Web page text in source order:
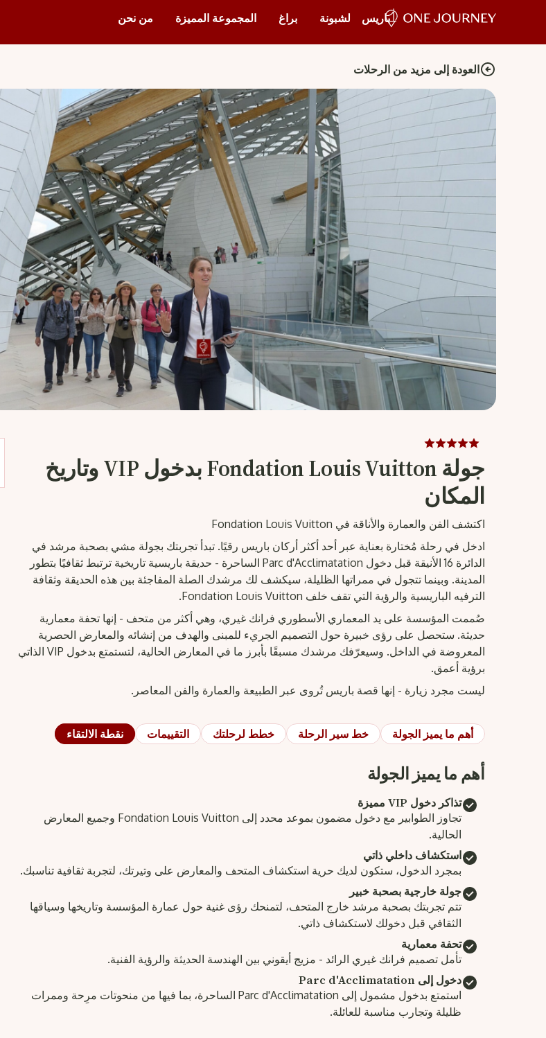
باريس لشبونة براغ المجموعة المميزة من نحن
العودة إلى مزيد من الرحلات
جولة Fondation Louis Vuitton بدخول VIP وتاريخ
المكان
اكتشف الفن والعمارة والأناقة في Fondation Louis Vuitton
ادخل في رحلة مُختارة بعناية عبر أحد أكثر أركان باريس رقيًا. تبدأ تجربتك بجولة مشي بصحبة مرشد في
الدائرة 16 الأنيقة قبل دخول Parc d'Acclimatation الساحرة - حديقة باريسية تاريخية ترتبط ثقافيًا بتطور
المدينة. وبينما تتجول في ممراتها الظليلة، سيكشف لك مرشدك الصلة المفاجئة بين هذه الحديقة وثقافة
الترفيه الباريسية والرؤية التي تقف خلف Fondation Louis Vuitton.
صُممت المؤسسة على يد المعماري الأسطوري فرانك غيري، وهي أكثر من متحف - إنها تحفة معمارية
حديثة. ستحصل على رؤى خبيرة حول التصميم الجريء للمبنى والهدف من إنشائه والمعارض الحصرية
المعروضة في الداخل. وسيعرّفك مرشدك مسبقًا بأبرز ما في المعارض الحالية، لتستمتع بدخول VIP الذاتي
برؤية أعمق.
ليست مجرد زيارة - إنها قصة باريس تُروى عبر الطبيعة والعمارة والفن المعاصر.
أهم ما يميز الجولة خط سير الرحلة خطط لرحلتك التقييمات نقطة الالتقاء
أهم ما يميز الجولة
تذاكر دخول VIP مميزة
تجاوز الطوابير مع دخول مضمون بموعد محدد إلى Fondation Louis Vuitton وجميع المعارض
الحالية.
استكشاف داخلي ذاتي
بمجرد الدخول، ستكون لديك حرية استكشاف المتحف والمعارض على وتيرتك، لتجربة ثقافية تناسبك.
جولة خارجية بصحبة خبير
تتم تجربتك بصحبة مرشد خارج المتحف، لتمنحك رؤى غنية حول عمارة المؤسسة وتاريخها وسياقها
الثقافي قبل دخولك لاستكشاف ذاتي.
تحفة معمارية
تأمل تصميم فرانك غيري الرائد - مزيج أيقوني بين الهندسة الحديثة والرؤية الفنية.
دخول إلى Parc d'Acclimatation
استمتع بدخول مشمول إلى Parc d'Acclimatation الساحرة، بما فيها من منحوتات مرِحة وممرات
ظليلة وتجارب مناسبة للعائلة.